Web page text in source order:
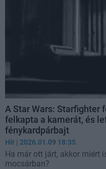
A Star Wars: Starfighter
felkapta a kamerát, és
fénykardpárbajt
Hír | 2026.01.09 18:35
Ha már ott járt, akkor miért
mocsárban?